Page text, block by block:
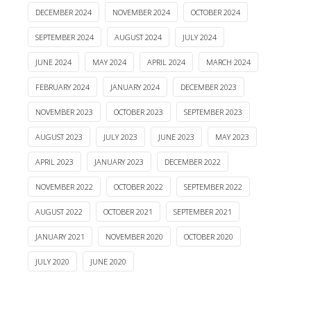
DECEMBER 2024 NOVEMBER 2024 OCTOBER 2024
SEPTEMBER 2024 AUGUST 2024 JULY 2024
JUNE 2024 MAY 2024 APRIL 2024 MARCH 2024
FEBRUARY 2024 JANUARY 2024 DECEMBER 2023
NOVEMBER 2023 OCTOBER 2023 SEPTEMBER 2023
AUGUST 2023 JULY 2023 JUNE 2023 MAY 2023
APRIL 2023 JANUARY 2023 DECEMBER 2022
NOVEMBER 2022 OCTOBER 2022 SEPTEMBER 2022
AUGUST 2022 OCTOBER 2021 SEPTEMBER 2021
JANUARY 2021 NOVEMBER 2020 OCTOBER 2020
JULY 2020 JUNE 2020